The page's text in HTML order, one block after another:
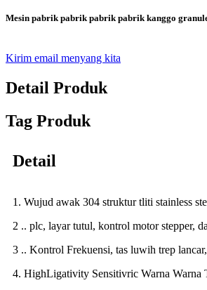
Mesin pabrik pabrik pabrik pabrik kanggo
Kirim email menyang kita
Detail Produk
Tag Produk
Detail
1. Wujud awak 304 struktur tliti stainless
2 .. plc, layar tutul, kontrol motor stepper,
3 .. Kontrol Frekuensi, tas luwih trep
4. HighLigativity Sensitivric Warna Warna